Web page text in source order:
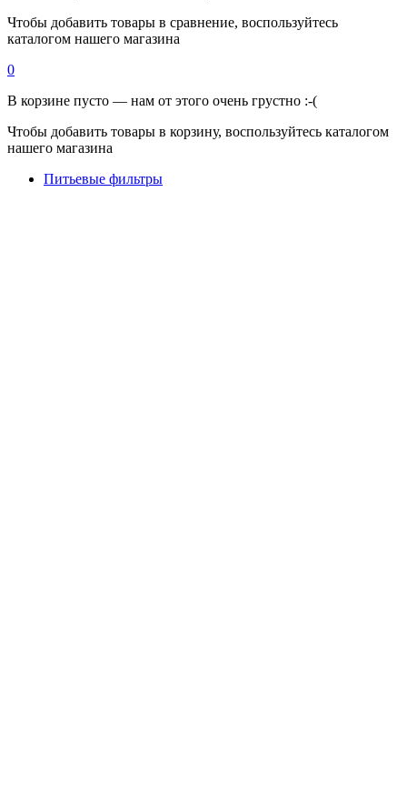
Чтобы добавить товары в сравнение, воспользуйтесь
каталогом нашего магазина
0
В корзине пусто — нам от этого очень грустно :-(
Чтобы добавить товары в корзину, воспользуйтесь каталогом
нашего магазина
Питьевые фильтры